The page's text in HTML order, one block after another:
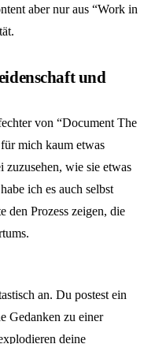
aber nur aus “Work in
und
von “Document The
mich kaum etwas
zuzusehen, wie sie etwas
ich es auch selbst
den Prozess zeigen, die
an. Du postest ein
Gedanken zu einer
deine